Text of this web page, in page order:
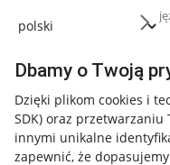
Dbamy o Twoją
Dzięki plikom cookies i
SDK) oraz przetwarzaniu
innymi unikalne
zapewnić, że